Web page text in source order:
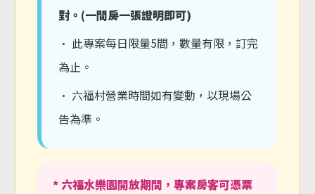
對。(一間房一張證明即可)
• 此專案每日限量5間，數量有限，訂完
為止。
• 六福村營業時間如有變動，以現場公
告為準。
* 六福水樂園開放期間，專案房客可憑票